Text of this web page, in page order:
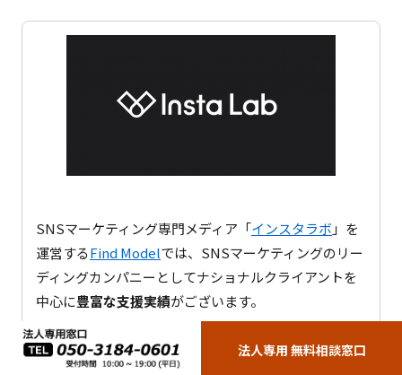
SNSマーケティング専門メディア「インスタラボ 」を
運営するFind Modelでは、SNSマーケティングのリー
ディングカンパニーとしてナショナルクライアントを
中心に豊富な支援実績がございます。
施策目的に最適なInstagramキャンペーンの立案
法人専用 無料相談窓口